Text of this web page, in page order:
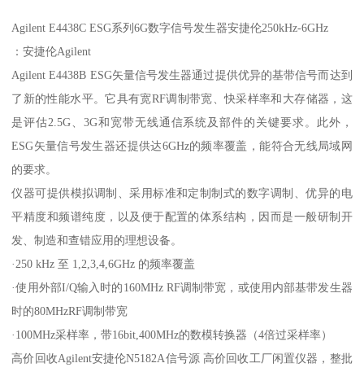
Agilent E4438C ESG系列6G数字信号发生器安捷伦250kHz-6GHz
：安捷伦Agilent
Agilent E4438B ESG矢量信号发生器通过提供优异的基带信号而达到
了新的性能水平。它具有宽RF调制带宽、快采样率和大存储器，这
是评估2.5G、3G和宽带无线通信系统及部件的关键要求。此外，
ESG矢量信号发生器还提供达6GHz的频率覆盖，能符合无线局域网
的要求。
仪器可提供模拟调制、采用标准和定制制式的数字调制、优异的电
平精度和频谱纯度，以及便于配置的体系结构，因而是一般研制开
发、制造和查错应用的理想设备。
·250 kHz 至 1,2,3,4,6GHz 的频率覆盖
·使用外部I/Q输入时的160MHz RF调制带宽，或使用内部基带发生器
时的80MHzRF调制带宽
·100MHz采样率，带16bit,400MHz的数模转换器（4倍过采样率）
高价回收Agilent安捷伦N5182A信号源 高价回收工厂闲置仪器，整批